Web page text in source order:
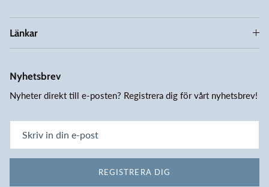
Länkar
Nyhetsbrev
Nyheter direkt till e-posten? Registrera dig för vårt nyhetsbrev!
REGISTRERA DIG